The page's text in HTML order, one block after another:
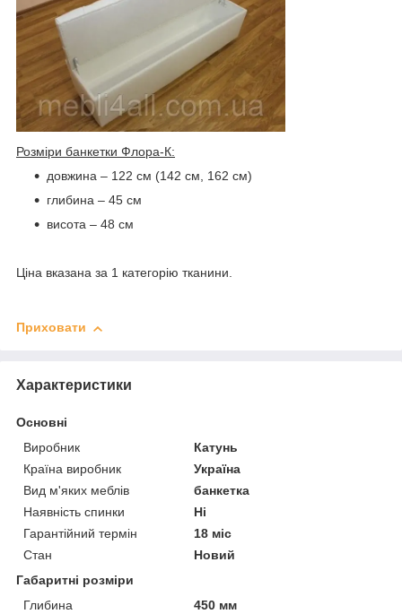
Розміри банкетки Флора-К:
довжина – 122 см (142 см, 162 см)
глибина – 45 см
висота – 48 см
Ціна вказана за 1 категорію тканини.
Приховати
Характеристики
Основні
Виробник
Катунь
Країна виробник
Україна
Вид м'яких меблів
банкетка
Наявність спинки
Ні
Гарантійний термін
18 міс
Стан
Новий
Габаритні розміри
Глибина
450 мм